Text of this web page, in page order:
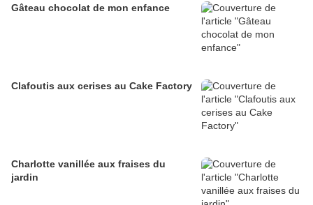
Gâteau chocolat de mon enfance
Clafoutis aux cerises au Cake Factory
Charlotte vanillée aux fraises du
jardin